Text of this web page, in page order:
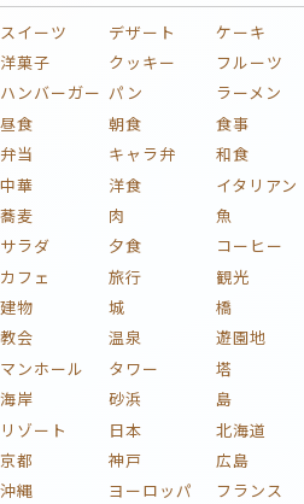
スイーツ デザート ケーキ
洋菓子
クッキー フルーツ
ハンバーガー パン ラーメン
昼食
朝食 食事
弁当
キャラ弁 和食
中華
洋食 イタリアン
蕎麦
肉 魚
サラダ
夕食 コーヒー
カフェ
旅行 観光
建物
城 橋
教会
温泉 遊園地
マンホール
タワー 塔
海岸
砂浜 島
リゾート
日本 北海道
京都
神戸 広島
沖縄
ヨーロッパ フランス